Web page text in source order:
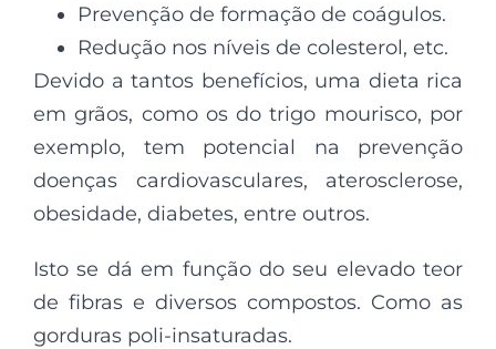
Prevenção de formação de coágulos.
Redução nos níveis de colesterol, etc.
Devido a tantos benefícios, uma dieta rica
em grãos, como os do trigo mourisco, por
exemplo, tem potencial na prevenção
doenças cardiovasculares, aterosclerose,
obesidade, diabetes, entre outros.
Isto se dá em função do seu elevado teor
de fibras e diversos compostos. Como as
gorduras poli-insaturadas.